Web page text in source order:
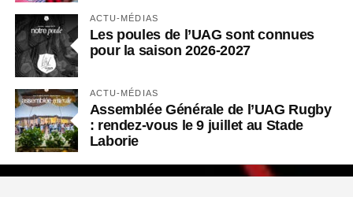
ACTU-MÉDIAS
Les poules de l’UAG sont connues
pour la saison 2026-2027
ACTU-MÉDIAS
Assemblée Générale de l’UAG Rugby
: rendez-vous le 9 juillet au Stade
Laborie